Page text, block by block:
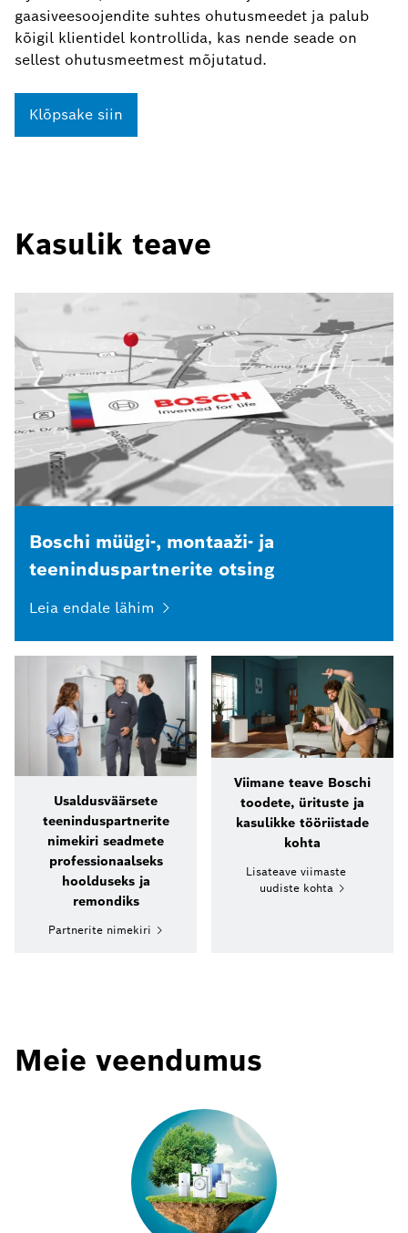
gaasiveesoojendite suhtes ohutusmeedet ja palub
kõigil klientidel kontrollida, kas nende seade on
sellest ohutusmeetmest mõjutatud.
Klõpsake siin
Kasulik teave
Boschi müügi-, montaaži- ja
teeninduspartnerite otsing
Leia endale lähim
Usaldusväärsete
teeninduspartnerite
nimekiri seadmete
professionaalseks
hoolduseks ja
remondiks
Partnerite nimekiri
Viimane teave Boschi
toodete, ürituste ja
kasulikke tööriistade
kohta
Lisateave viimaste
uudiste kohta
Meie veendumus